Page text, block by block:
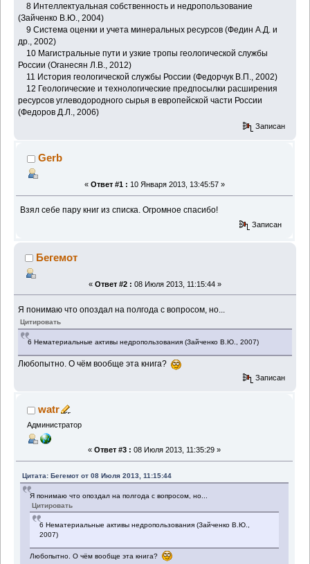
8 Интеллектуальная собственность и недропользование
(Зайченко В.Ю., 2004)
9 Система оценки и учета минеральных ресурсов (Федин А.Д. и
др., 2002)
10 Магистральные пути и узкие тропы геологической службы
России (Оганесян Л.В., 2012)
11 История геологической службы России (Федорчук В.П., 2002)
12 Геологические и технологические предпосылки расширения
ресурсов углеводородного сырья в европейской части России
(Федоров Д.Л., 2006)
Записан
Gerb
« Ответ #1 : 10 Января 2013, 13:45:57 »
Взял себе пару книг из списка. Огромное спасибо!
Записан
Бегемот
« Ответ #2 : 08 Июля 2013, 11:15:44 »
Я понимаю что опоздал на полгода с вопросом, но...
Цитировать
6 Нематериальные активы недропользования (Зайченко В.Ю., 2007)
Любопытно. О чём вообще эта книга?
Записан
watr
Администратор
« Ответ #3 : 08 Июля 2013, 11:35:29 »
Цитата: Бегемот от 08 Июля 2013, 11:15:44
Я понимаю что опоздал на полгода с вопросом, но...
Цитировать
6 Нематериальные активы недропользования (Зайченко В.Ю.,
2007)
Любопытно. О чём вообще эта книга?